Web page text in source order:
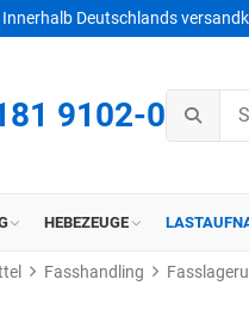
Deutschlands
9102-0
HEBEZEUGE
Fasshandling